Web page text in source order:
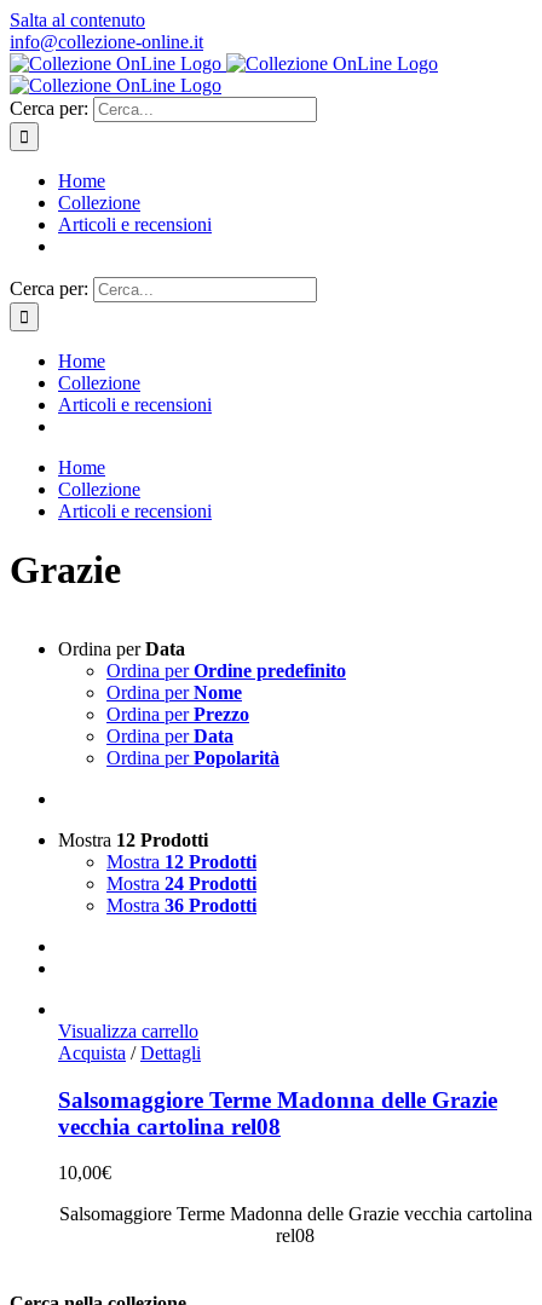
Salta al contenuto
info@collezione-online.it
Cerca per:
Home
Collezione
Articoli e recensioni
Cerca per:
Home
Collezione
Articoli e recensioni
Home
Collezione
Articoli e recensioni
Grazie
Ordina perData
Ordina perOrdine predefinito
Ordina perNome
Ordina perPrezzo
Ordina perData
Ordina perPopolarità
Mostra 12 Prodotti
Mostra 12 Prodotti
Mostra 24 Prodotti
Mostra 36 Prodotti
Visualizza carrello
Acquista / Dettagli
Salsomaggiore Terme Madonna delle Grazie
vecchia cartolina rel08
10,00€
Salsomaggiore Terme Madonna delle Grazie vecchia cartolina
rel08